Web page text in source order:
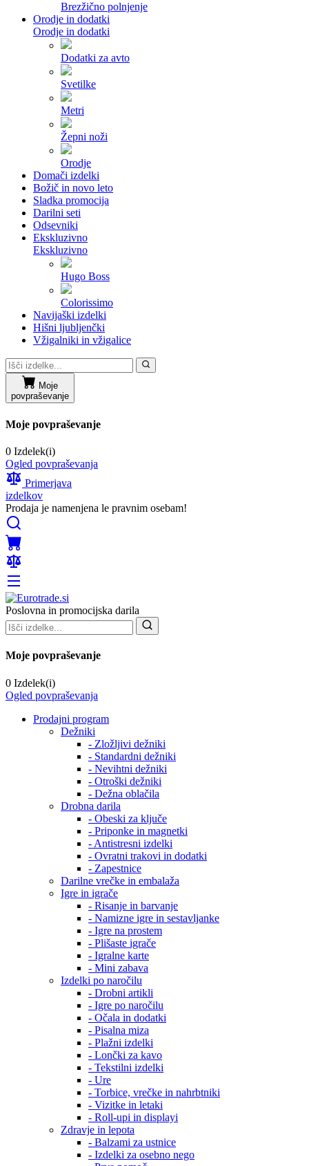
Brezžično polnjenje
Orodje in dodatki
Orodje in dodatki
Dodatki za avto
Svetilke
Metri
Žepni noži
Orodje
Domači izdelki
Božič in novo leto
Sladka promocija
Darilni seti
Odsevniki
Ekskluzivno
Ekskluzivno
Hugo Boss
Colorissimo
Navijaški izdelki
Hišni ljubljenčki
Vžigalniki in vžigalice
Moje
povpraševanje
Moje povpraševanje
0 Izdelek(i)
Ogled povpraševanja
Primerjava
izdelkov
Prodaja je namenjena le pravnim osebam!
Poslovna in promocijska darila
Moje povpraševanje
0 Izdelek(i)
Ogled povpraševanja
Prodajni program
Dežniki
- Zložljivi dežniki
- Standardni dežniki
- Nevihtni dežniki
- Otroški dežniki
- Dežna oblačila
Drobna darila
- Obeski za ključe
- Priponke in magnetki
- Antistresni izdelki
- Ovratni trakovi in dodatki
- Zapestnice
Darilne vrečke in embalaža
Igre in igrače
- Risanje in barvanje
- Namizne igre in sestavljanke
- Igre na prostem
- Plišaste igrače
- Igralne karte
- Mini zabava
Izdelki po naročilu
- Drobni artikli
- Igre po naročilu
- Očala in dodatki
- Pisalna miza
- Plažni izdelki
- Lončki za kavo
- Tekstilni izdelki
- Ure
- Torbice, vrečke in nahrbtniki
- Vizitke in letaki
- Roll-upi in displayi
Zdravje in lepota
- Balzami za ustnice
- Izdelki za osebno nego